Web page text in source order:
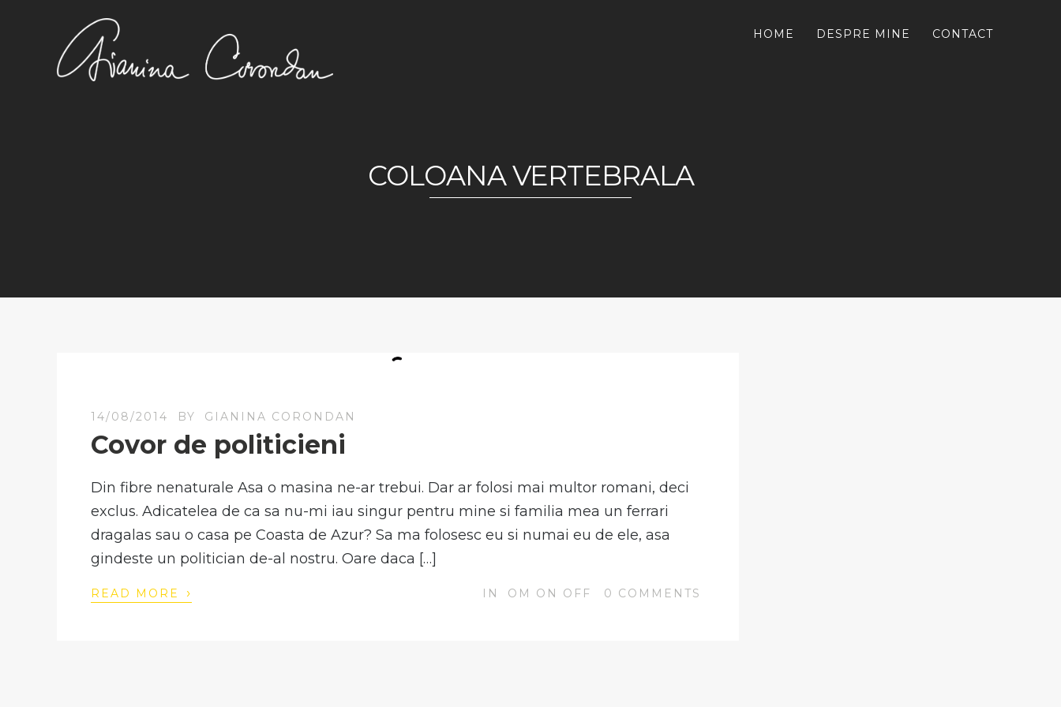
HOME DESPRE MINE CONTACT
COLOANA VERTEBRALA
14/08/2014 BY GIANINA CORONDAN
Covor de politicieni
Din fibre nenaturale Asa o masina ne-ar trebui. Dar ar folosi mai multor romani, deci
exclus. Adicatelea de ca sa nu-mi iau singur pentru mine si familia mea un ferrari
dragalas sau o casa pe Coasta de Azur? Sa ma folosesc eu si numai eu de ele, asa
gindeste un politician de-al nostru. Oare daca […]
READ MORE › IN OM ON OFF 0 COMMENTS